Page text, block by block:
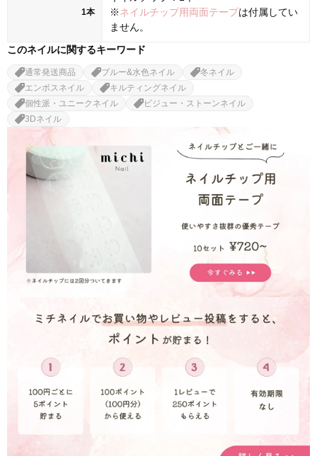
1本
※ネイルチップ用両面テープは付属してい
ません。
このネイルに関するキーワード
通常発送商品 ブルー&水色ネイル
冬ネイル
エンボスネイル
キルティングネイル
個性派・ユニークネイル
ビジュー・ストーンネイル
3Dネイル